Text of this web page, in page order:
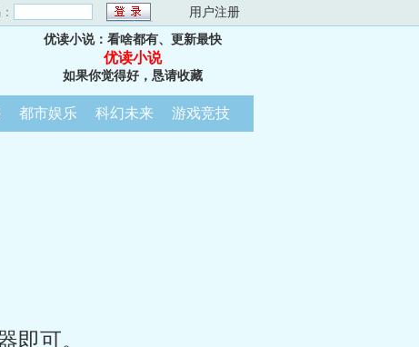
用户注册
优读小说：看啥都有、更新最快
优读小说
如果你觉得好，恳请收藏
都市娱乐 科幻未来 游戏竞技
即可。